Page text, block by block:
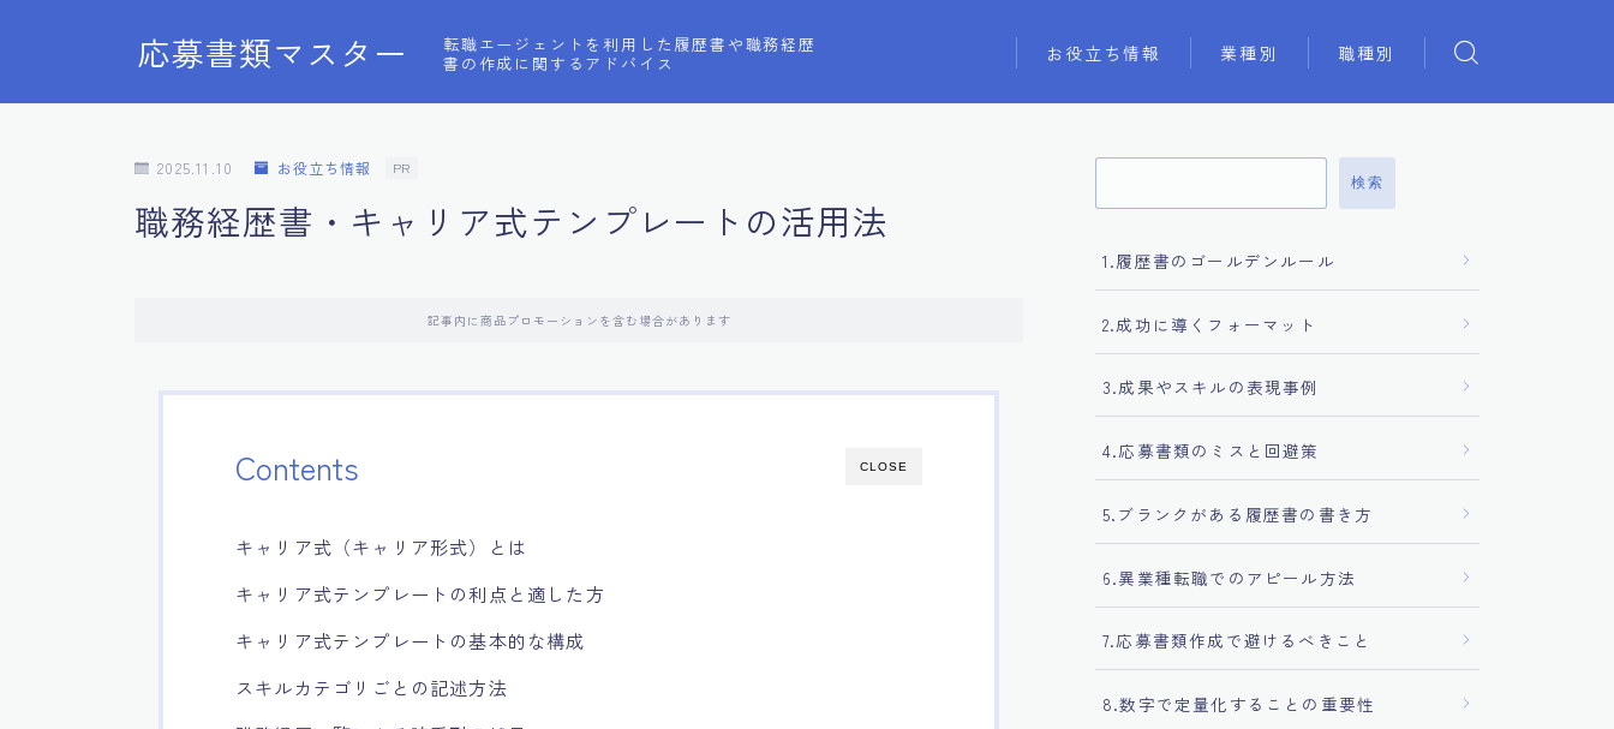
応募書類マスター
転職エージェントを利用した履歴書や職務経歴
書の作成に関するアドバイス
お役立ち情報 業種別 職種別
2025.11.10 お役立ち情報 PR
職務経歴書・キャリア式テンプレートの活用法
記事内に商品プロモーションを含む場合があります
CLOSE
Contents
キャリア式（キャリア形式）とは
キャリア式テンプレートの利点と適した方
キャリア式テンプレートの基本的な構成
スキルカテゴリごとの記述方法
検索
1.履歴書のゴールデンルール
2.成功に導くフォーマット
3.成果やスキルの表現事例
4.応募書類のミスと回避策
5.ブランクがある履歴書の書き方
6.異業種転職でのアピール方法
7.応募書類作成で避けるべきこと
8.数字で定量化することの重要性